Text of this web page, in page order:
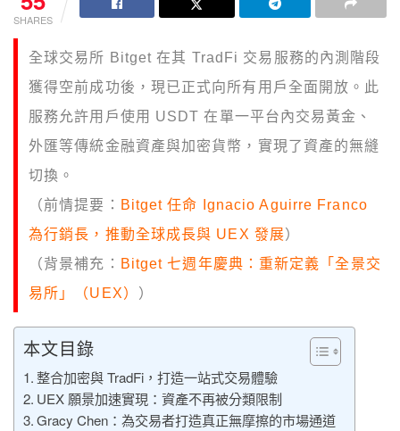
SHARES
全球交易所 Bitget 在其 TradFi 交易服務的內測階段
獲得空前成功後，現已正式向所有用戶全面開放。此
服務允許用戶使用 USDT 在單一平台內交易黃金、
外匯等傳統金融資產與加密貨幣，實現了資產的無縫
切換。
（前情提要： Bitget 任命 Ignacio Aguirre Franco
為行銷長，推動全球成長與 UEX 發展）
（背景補充： Bitget 七週年慶典：重新定義「全景交
易所」（UEX） ）
本文目錄
整合加密與 TradFi，打造一站式交易體驗
UEX 願景加速實現：資產不再被分類限制
Gracy Chen：為交易者打造真正無摩擦的市場通道